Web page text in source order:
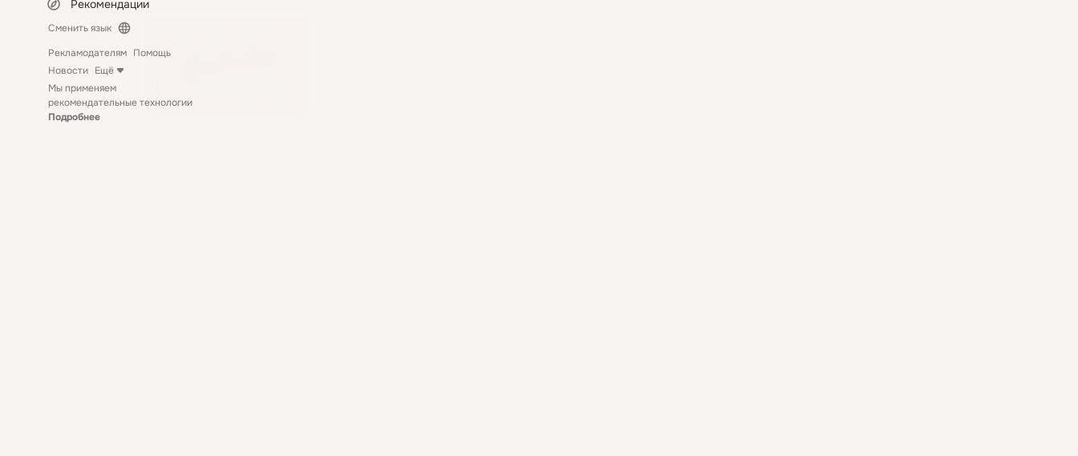
Рекомендации
Сменить язык
Рекламодателям Помощь
Новости Ещё
Мы применяем
рекомендательные технологии
Подробнее